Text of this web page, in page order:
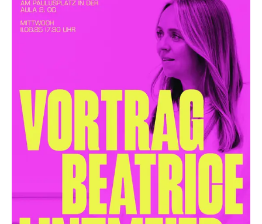
Personalvertretungen
Schwerbehindertenvertretungen
Personensuche